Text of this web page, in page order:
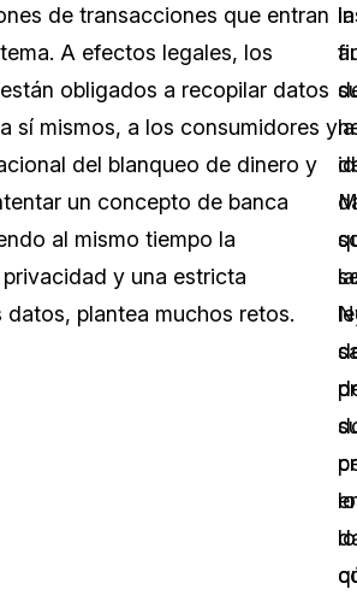
de transacciones que entran
A efectos legales, los
obligados a recopilar datos
sí mismos, a los consumidores y
del blanqueo de dinero y
un concepto de banca
al mismo tiempo la
y una estricta
plantea muchos retos.
la
la
lo